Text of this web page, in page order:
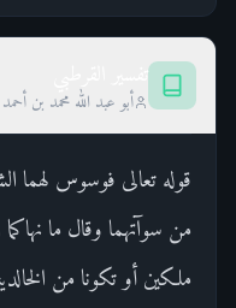
أبو عبد الله محمد بن
قوله تعالى فوسوس لهما
من سوآتهما وقال ما
ملكين أو تكونا من